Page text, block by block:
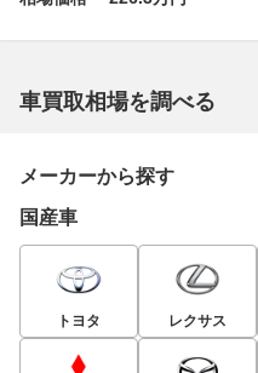
車買取相場を調べる
メーカーから探す
国産車
トヨタ レクサス